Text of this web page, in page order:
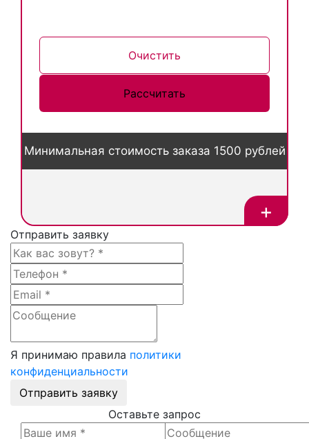
Очистить
Минимальная стоимость заказа 1500 рублей
+
Отправить заявку
Я принимаю правила политики
конфиденциальности
Отправить заявку
Оставьте запрос